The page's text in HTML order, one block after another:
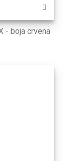
- boja crvena